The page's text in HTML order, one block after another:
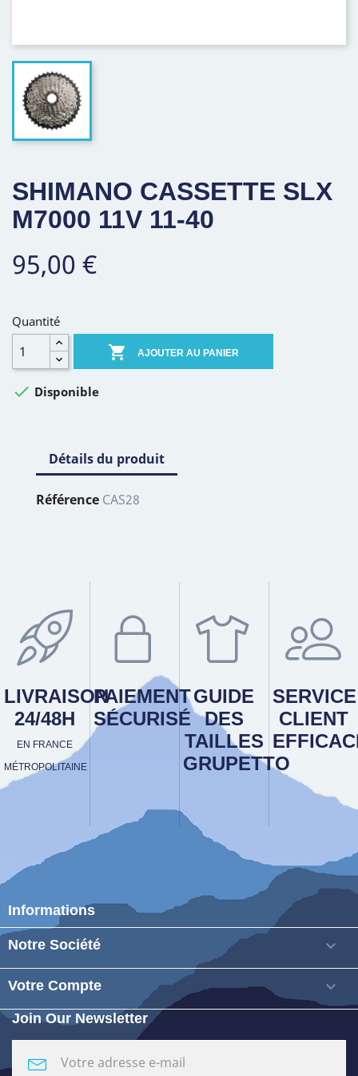
SHIMANO CASSETTE SLX
M7000 11V 11-40
95,00 €
Quantité
 AJOUTER AU PANIER
 Disponible
Détails du produit
Référence CAS28
LIVRAISON
24/48H
EN FRANCE
MÉTROPOLITAINE
PAIEMENT
SÉCURISÉ
GUIDE
DES
TAILLES
GRUPETTO
SERVICE
CLIENT
Informations
Notre Société 
Votre Compte 
Join Our Newsletter